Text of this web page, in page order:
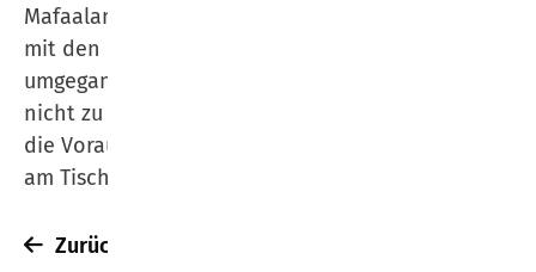
Mafaalani, dass in der Vergangenheit bereits gut
mit den unterschiedlichen Konfliktfeldern
umgegangen wurde. Daher zeigte er sich auch
nicht zu pessimistisch mit Blick auf die Zukunft –
die Voraussetzungen waren nie besser, dass alle
am Tisch Platz haben werden.
Zurück